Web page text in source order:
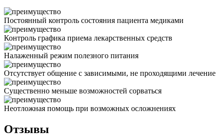
Постоянный контроль состояния пациента медиками
Контроль графика приема лекарственных средств
Налаженный режим полезного питания
Отсутствует общение с зависимыми, не проходящими лечение
Существенно меньше возможностей сорваться
Неотложная помощь при возможных осложнениях
Отзывы